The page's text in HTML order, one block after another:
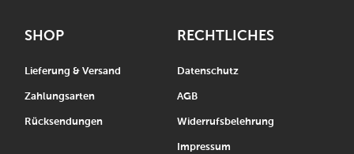
SHOP
Lieferung & Versand
Zahlungsarten
Rücksendungen
RECHTLICHES
Datenschutz
AGB
Widerrufsbelehrung
Impressum